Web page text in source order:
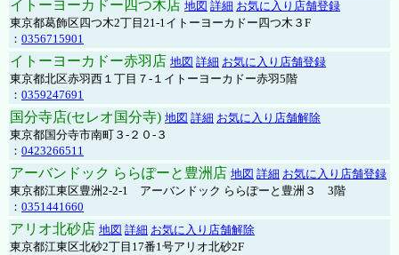
イトーヨーカドー四つ木店 地図 詳細 お気に入り店舗登録
東京都葛飾区四つ木2丁目21-1イトーヨーカドー四つ木３F
： 0356715901
イトーヨーカドー赤羽店 地図 詳細 お気に入り店舗登録
東京都北区赤羽西１丁目７-１イトーヨーカドー赤羽5階
： 0359247691
国分寺店(セレオ国分寺) 地図 詳細 お気に入り店舗解除
東京都国分寺市南町３-２０-３
： 0423266511
アーバンドック ららぽーと豊洲店 地図 詳細 お気に入り店舗登録
東京都江東区豊洲2-2-1 アーバンドック ららぽーと豊洲３ 3階
： 0351441660
アリオ北砂店 地図 詳細 お気に入り店舗解除
東京都江東区北砂2丁目17番1号アリオ北砂2F